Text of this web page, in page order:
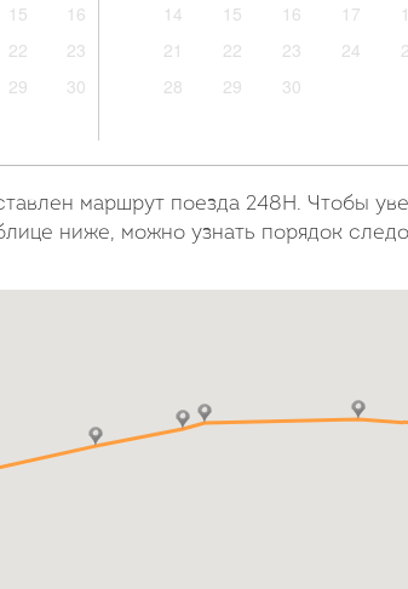
15
16
22
23
29
30
14
15 16 17
21
22 23 24
28
29 30
маршрут поезда 248Н. Чтобы
ниже, можно узнать порядок